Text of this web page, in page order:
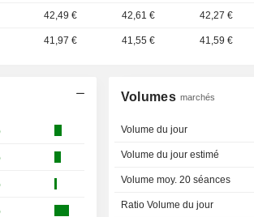
42,49 € 42,61 € 42,27 €
41,97 € 41,55 € 41,59 €
Volumes marchés
Volume du jour
Volume du jour estimé
Volume moy. 20 séances
Ratio Volume du jour